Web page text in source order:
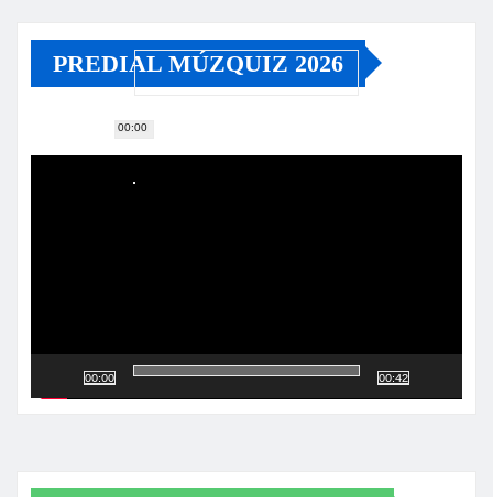
00:00
PREDIAL MÚZQUIZ 2026
Reproductor
00:00 00:42